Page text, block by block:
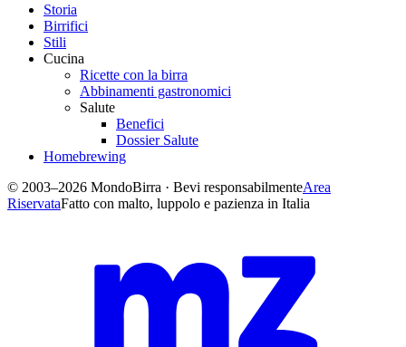
Storia
Birrifici
Stili
Cucina
Ricette con la birra
Abbinamenti gastronomici
Salute
Benefici
Dossier Salute
Homebrewing
© 2003–2026 MondoBirra · Bevi responsabilmenteArea
RiservataFatto con malto, luppolo e pazienza in Italia